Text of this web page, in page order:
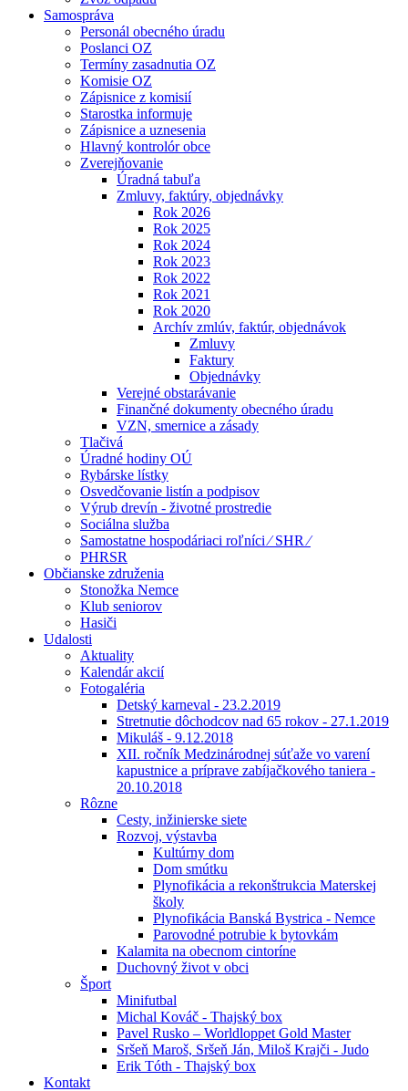
Samospráva
Personál obecného úradu
Poslanci OZ
Termíny zasadnutia OZ
Komisie OZ
Zápisnice z komisií
Starostka informuje
Zápisnice a uznesenia
Hlavný kontrolór obce
Zverejňovanie
Úradná tabuľa
Zmluvy, faktúry, objednávky
Rok 2026
Rok 2025
Rok 2024
Rok 2023
Rok 2022
Rok 2021
Rok 2020
Archív zmlúv, faktúr, objednávok
Zmluvy
Faktury
Objednávky
Verejné obstarávanie
Finančné dokumenty obecného úradu
VZN, smernice a zásady
Tlačivá
Úradné hodiny OÚ
Rybárske lístky
Osvedčovanie listín a podpisov
Výrub drevín - životné prostredie
Sociálna služba
Samostatne hospodáriaci roľníci ⁄ SHR ⁄
PHRSR
Občianske združenia
Stonožka Nemce
Klub seniorov
Hasiči
Udalosti
Aktuality
Kalendár akcií
Fotogaléria
Detský karneval - 23.2.2019
Stretnutie dôchodcov nad 65 rokov - 27.1.2019
Mikuláš - 9.12.2018
XII. ročník Medzinárodnej súťaže vo varení
kapustnice a príprave zabíjačkového taniera -
20.10.2018
Rôzne
Cesty, inžinierske siete
Rozvoj, výstavba
Kultúrny dom
Dom smútku
Plynofikácia a rekonštrukcia Materskej
školy
Plynofikácia Banská Bystrica - Nemce
Parovodné potrubie k bytovkám
Kalamita na obecnom cintoríne
Duchovný život v obci
Šport
Minifutbal
Michal Kováč - Thajský box
Pavel Rusko – Worldloppet Gold Master
Sršeň Maroš, Sršeň Ján, Miloš Krajči - Judo
Erik Tóth - Thajský box
Kontakt